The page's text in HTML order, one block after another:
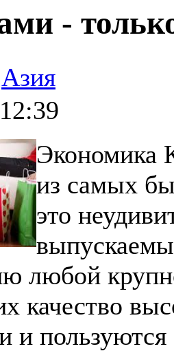
-
Азия
Экономика
из самых
это
любой
качество
и